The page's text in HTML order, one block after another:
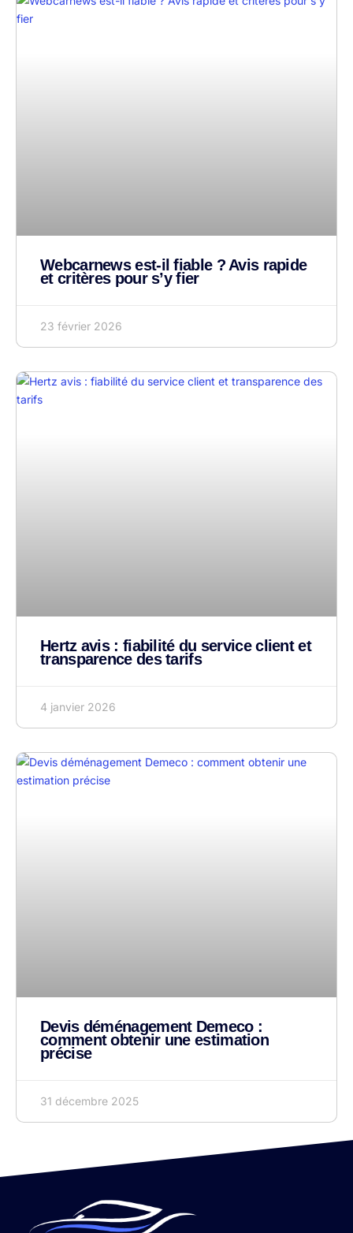
Webcarnews est-il fiable ? Avis rapide
et critères pour s’y fier
23 février 2026
Hertz avis : fiabilité du service client et
transparence des tarifs
4 janvier 2026
Devis déménagement Demeco :
comment obtenir une estimation
précise
31 décembre 2025